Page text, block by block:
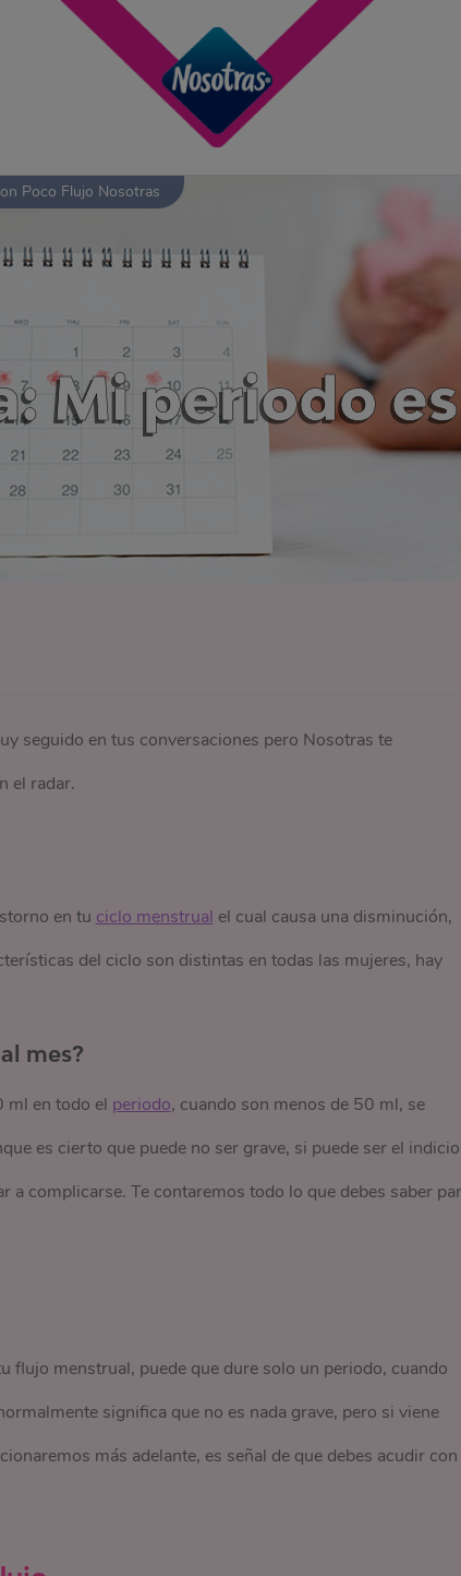
Mi periodo
Poco Flujo Nosotras
seguido en tus conversaciones pero Nosotras te
el radar.
en tu ciclo menstrual el cual causa una disminución,
del ciclo son distintas en todas las mujeres, hay
mes?
ml en todo el periodo, cuando son menos de 50 ml, se
es cierto que puede no ser grave, si puede ser el indicio
a complicarse. Te contaremos todo lo que debes saber
menstrual, puede que dure solo un periodo, cuando
significa que no es nada grave, pero si viene
más adelante, es señal de que debes acudir con